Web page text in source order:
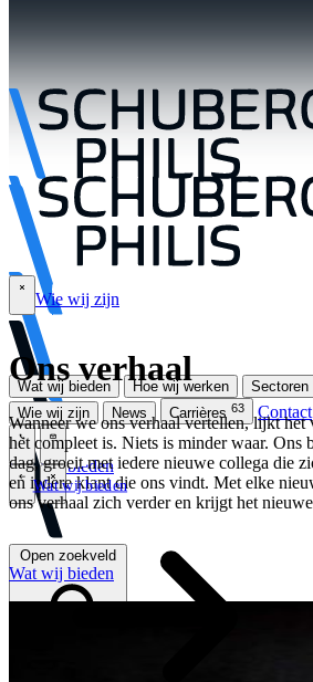
Wat wij bieden
Wat wij bieden
Open zoekveld
Wat wij bieden Hoe wij werken Sectoren
Wie wij zijn News Carrières 63 Contact
\ \
\ \
Wat wij bieden
Wie wij zijn
Ons verhaal
Wanneer we ons verhaal vertellen, lijkt
het compleet is. Niets is minder waar. Ons
dag, groeit met iedere nieuwe collega die
en iedere klant die ons vindt. Met elke
ons verhaal zich verder en krijgt het